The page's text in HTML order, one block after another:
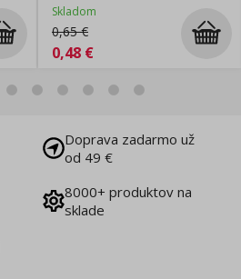
Skladom
0,65€
0,48 €
Doprava zadarmo už
od 49 €
8000+ produktov na
sklade